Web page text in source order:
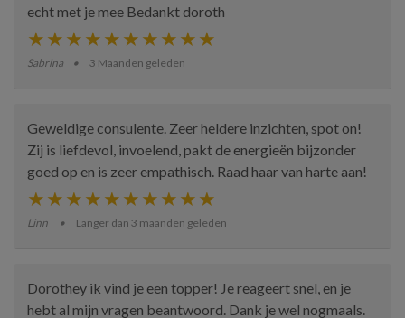
echt met je mee Bedankt doroth
Sabrina 3 Maanden geleden
Geweldige consulente. Zeer heldere inzichten, spot on!
Zij is liefdevol, invoelend, pakt de energieën bijzonder
goed op en is zeer empathisch. Raad haar van harte aan!
Linn Langer dan 3 maanden geleden
Dorothey ik vind je een topper! Je reageert snel, en je
hebt al mijn vragen beantwoord. Dank je wel nogmaals.